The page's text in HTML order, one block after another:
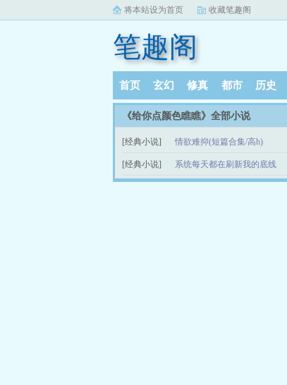
将本站设为首页 收藏笔趣阁
笔趣阁
首页 玄幻 修真 都市 历史
《给你点颜色瞧瞧》全部小说
[经典小说] 情欲难抑(短篇合集/高h)
[经典小说] 系统每天都在刷新我的底线